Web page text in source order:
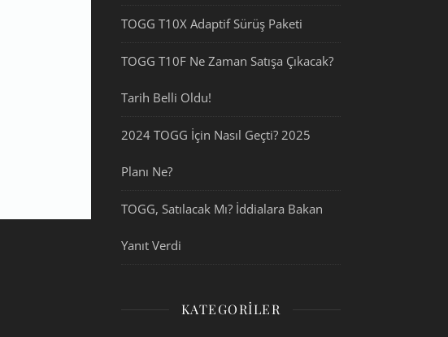
TOGG T10X Adaptif Sürüş Paketi
TOGG T10F Ne Zaman Satışa Çıkacak?
Tarih Belli Oldu!
2024 TOGG İçin Nasıl Geçti? 2025
Planı Ne?
TOGG, Satılacak Mı? İddialara Bakan
Yanıt Verdi
KATEGORILER